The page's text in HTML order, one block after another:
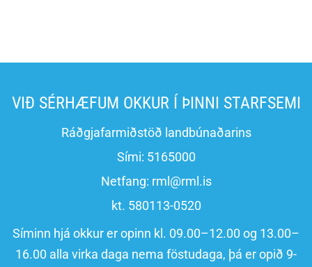
VIÐ SÉRHÆFUM OKKUR Í ÞINNI STARFSEMI
Ráðgjafarmiðstöð landbúnaðarins
Sími: 5165000
Netfang: rml@rml.is
kt. 580113-0520
Síminn hjá okkur er opinn kl. 09.00–12.00 og 13.00–
16.00 alla virka daga nema föstudaga, þá er opið 9-